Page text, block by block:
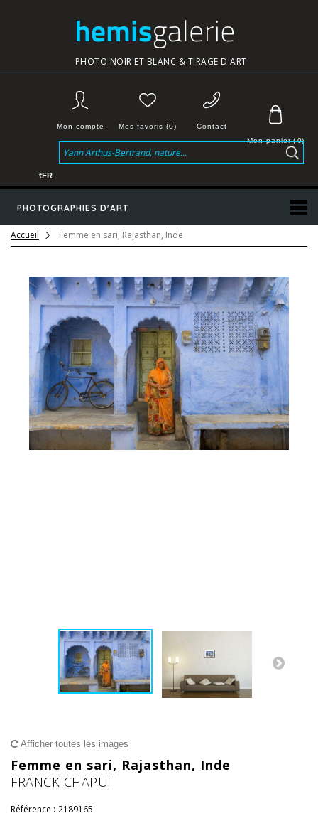
PHOTO NOIR ET BLANC & TIRAGE D'ART
Mon panier( 0)
Contact
Mes favoris (0)
Mon compte
PHOTOGRAPHIES D'ART
€FR
Accueil Femme en sari, Rajasthan, Inde
Afficher toutes les images
Femme en sari, Rajasthan, Inde
FRANCK CHAPUT
Référence : 2189165